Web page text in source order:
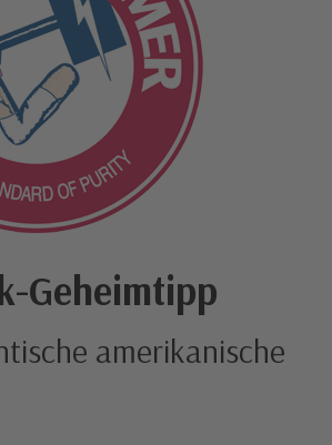
Geheimtipp
amerikanische